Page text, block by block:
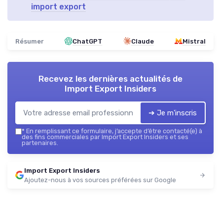
import export
Résumer ChatGPT Claude Mistral
Recevez les dernières actualités de
Import Export Insiders
➔ Je m'inscris
* En remplissant ce formulaire, j’accepte d’être contacté(e) à
des fins commerciales par Import Export Insiders et ses
partenaires.
Import Export Insiders
Ajoutez-nous à vos sources préférées sur Google